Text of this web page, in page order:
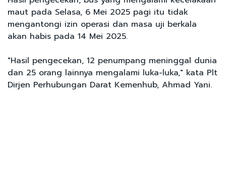
maut pada Selasa, 6 Mei 2025 pagi itu tidak
mengantongi izin operasi dan masa uji berkala
akan habis pada 14 Mei 2025.
"Hasil pengecekan, 12 penumpang meninggal dunia
dan 25 orang lainnya mengalami luka-luka," kata Plt
Dirjen Perhubungan Darat Kemenhub, Ahmad Yani.